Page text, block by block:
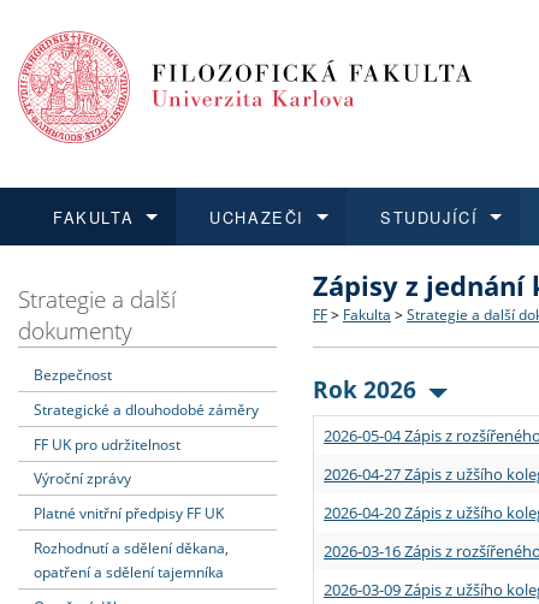
FAKULTA
Dozvědět se více
Struktura a historie
Strategie a další
Podpora a benefity pro
Absolventi fakulty
UCHAZEČI
Podat přihlášku
Co studovat a jak se
Učitelské studijní
Informace k průběhu
STUDUJÍCÍ
Dozvědět se více
Bakalářské a magisterské
Doktorské studium
Rigorózní řízení
Dozvědět se více
O vědě a výzkumu na FF
Akademické kvalifikace
Granty a projekty
Dozvědět se více
Aktuální nabídky a
Vyjíždějící studenti
Přijíždějící studenti
Vyjíždějící zaměstnanci
Strategie a další
dokumenty
Bezpečnost
Strategické a dlouhodobé záměry
FF UK pro udržitelnost
Výroční zprávy
Platné vnitřní předpisy FF UK
Rozhodnutí a sdělení děkana,
opatření a sdělení tajemníka
Zápisy z jednání
FF > Fakulta > Strategie a další
Rok 2026
2026-05-04 Zápis z
2026-04-27 Zápis z užšího
2026-04-20 Zápis z užšího
2026-03-16 Zápis z
2026-03-09 Zápis z užšího